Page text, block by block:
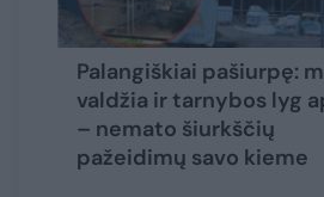
Palangiškiai pašiurpę:
valdžia ir tarnybos lyg
– nemato šiurkščių
pažeidimų savo kieme